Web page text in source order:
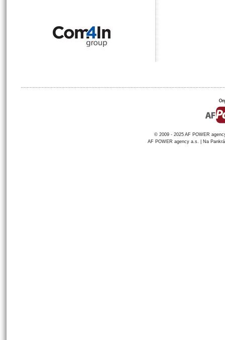
© 2009 - 2025 AF POWER
AF POWER agency a.s. | Na